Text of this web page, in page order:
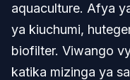
aquaculture. Afya
ya kiuchumi,
biofilter. Viwango
katika mizinga ya